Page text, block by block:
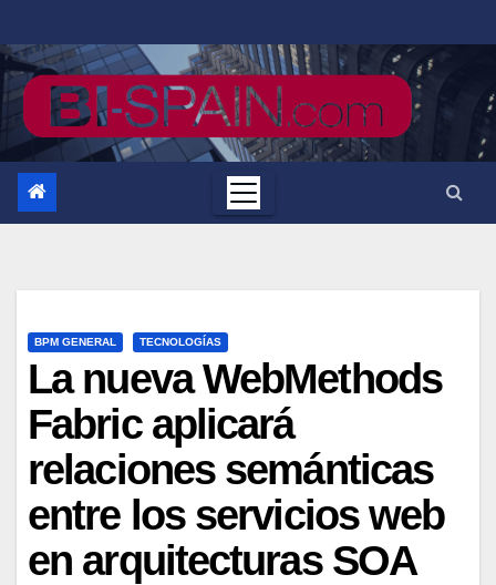
al
contenido
BPM GENERAL TECNOLOGÍAS
La nueva WebMethods
Fabric aplicará
relaciones semánticas
entre los servicios web
en arquitecturas SOA